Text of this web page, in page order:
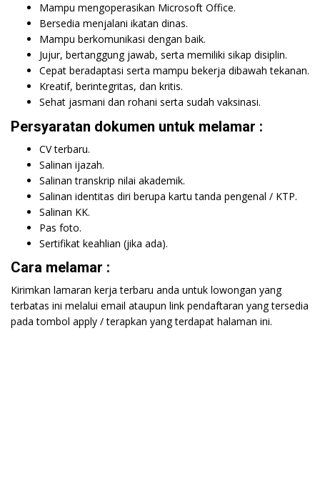
Mampu mengoperasikan Microsoft Office.
Bersedia menjalani ikatan dinas.
Mampu berkomunikasi dengan baik.
Jujur, bertanggung jawab, serta memiliki sikap disiplin.
Cepat beradaptasi serta mampu bekerja dibawah tekanan.
Kreatif, berintegritas, dan kritis.
Sehat jasmani dan rohani serta sudah vaksinasi.
Persyaratan dokumen untuk melamar :
CV terbaru.
Salinan ijazah.
Salinan transkrip nilai akademik.
Salinan identitas diri berupa kartu tanda pengenal / KTP.
Salinan KK.
Pas foto.
Sertifikat keahlian (jika ada).
Cara melamar :
Kirimkan lamaran kerja terbaru anda untuk lowongan yang
terbatas ini melalui email ataupun link pendaftaran yang tersedia
pada tombol apply / terapkan yang terdapat halaman ini.